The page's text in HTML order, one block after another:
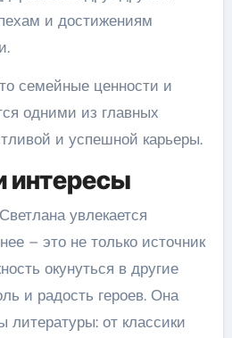
и достижениям
семейные ценности и
одними из главных
и успешной карьеры.
интересы
увлекается
– это не только источник
окунуться в другие
и радость героев. Она
от классики